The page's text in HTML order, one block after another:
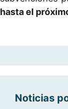
hasta el
Noticias